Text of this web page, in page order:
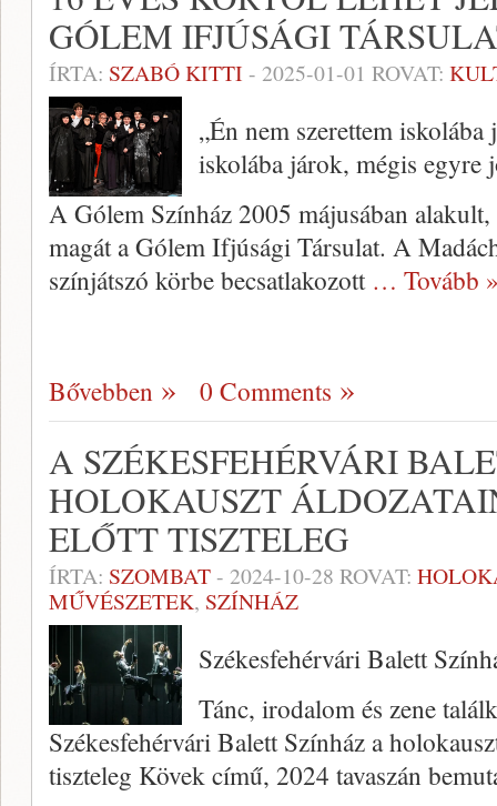
GÓLEM IFJÚSÁGI
ÍRTA: SZABÓ KITTI - 2025-01-01 ROVAT:
„Én nem szerettem
iskolába járok, mégis egyre
A Gólem Színház 2005 májusában
magát a Gólem Ifjúsági Társulat. A
színjátszó körbe becsatlakozott … Tovább
Bővebben 0 Comments
A SZÉKESFEHÉRVÁRI
HOLOKAUSZT
ELŐTT TISZTELEG
ÍRTA: SZOMBAT- 2024-10-28 ROVAT:
MŰVÉSZETEK, SZÍNHÁZ
Székesfehérvári Balett
Tánc, irodalom és zene
Székesfehérvári Balett Színház a
tiszteleg Kövek című, 2024 tavaszán